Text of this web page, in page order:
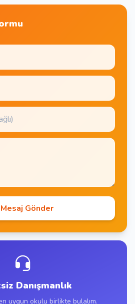
Mesaj Gönder
Danışmanlık
uygun okulu birlikte bulalım.